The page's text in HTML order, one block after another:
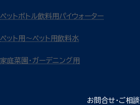
ペットボトル飲料用パイウォーター
ペット用～ペット用飲料水
家庭菜園・ガーデニング用
お問合せ・ご相談